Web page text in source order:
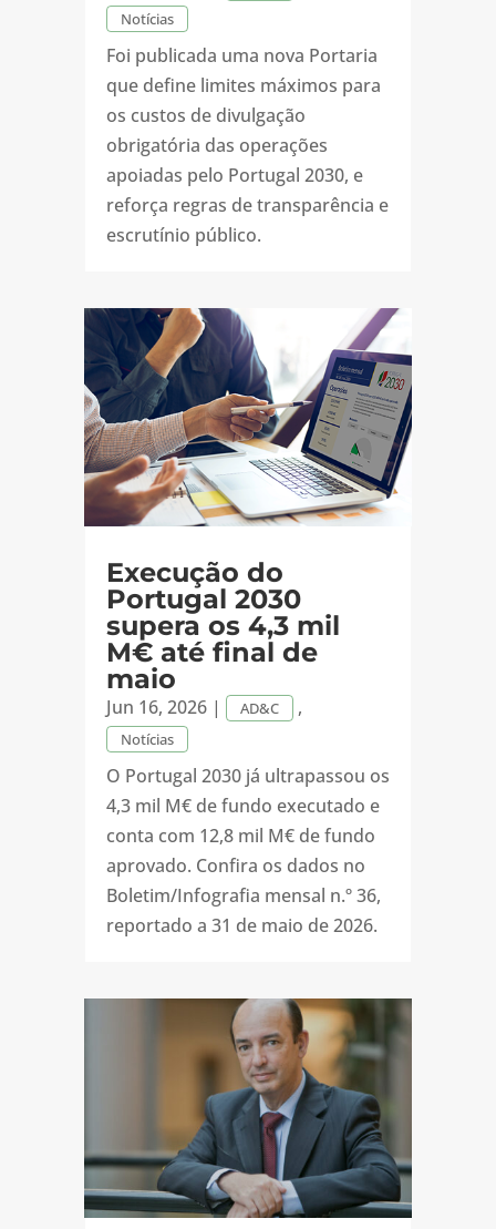
Notícias
Foi publicada uma nova Portaria
que define limites máximos para
os custos de divulgação
obrigatória das operações
apoiadas pelo Portugal 2030, e
reforça regras de transparência e
escrutínio público.
Execução do
Portugal 2030
supera os 4,3 mil
M€ até final de
maio
Jun 16, 2026| AD&C ,
Notícias
O Portugal 2030 já ultrapassou os
4,3 mil M€ de fundo executado e
conta com 12,8 mil M€ de fundo
aprovado. Confira os dados no
Boletim/Infografia mensal n.º 36,
reportado a 31 de maio de 2026.